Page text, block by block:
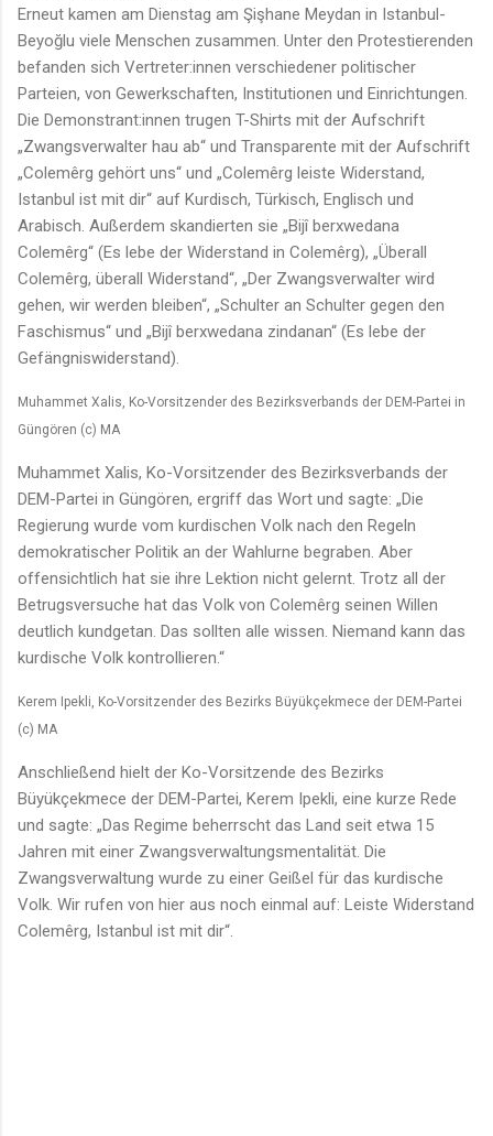
Erneut kamen am Dienstag am Şişhane Meydan in Istanbul-
Beyoğlu viele Menschen zusammen. Unter den Protestierenden
befanden sich Vertreter:innen verschiedener politischer
Parteien, von Gewerkschaften, Institutionen und Einrichtungen.
Die Demonstrant:innen trugen T-Shirts mit der Aufschrift
„Zwangsverwalter hau ab“ und Transparente mit der Aufschrift
„Colemêrg gehört uns“ und „Colemêrg leiste Widerstand,
Istanbul ist mit dir“ auf Kurdisch, Türkisch, Englisch und
Arabisch. Außerdem skandierten sie „Bijî berxwedana
Colemêrg“ (Es lebe der Widerstand in Colemêrg), „Überall
Colemêrg, überall Widerstand“, „Der Zwangsverwalter wird
gehen, wir werden bleiben“, „Schulter an Schulter gegen den
Faschismus“ und „Bijî berxwedana zindanan“ (Es lebe der
Gefängniswiderstand).
Muhammet Xalis, Ko-Vorsitzender des Bezirksverbands der DEM-Partei in
Güngören (c) MA
Muhammet Xalis, Ko-Vorsitzender des Bezirksverbands der
DEM-Partei in Güngören, ergriff das Wort und sagte: „Die
Regierung wurde vom kurdischen Volk nach den Regeln
demokratischer Politik an der Wahlurne begraben. Aber
offensichtlich hat sie ihre Lektion nicht gelernt. Trotz all der
Betrugsversuche hat das Volk von Colemêrg seinen Willen
deutlich kundgetan. Das sollten alle wissen. Niemand kann das
kurdische Volk kontrollieren.“
Kerem Ipekli, Ko-Vorsitzender des Bezirks Büyükçekmece der DEM-Partei
(c) MA
Anschließend hielt der Ko-Vorsitzende des Bezirks
Büyükçekmece der DEM-Partei, Kerem Ipekli, eine kurze Rede
und sagte: „Das Regime beherrscht das Land seit etwa 15
Jahren mit einer Zwangsverwaltungsmentalität. Die
Zwangsverwaltung wurde zu einer Geißel für das kurdische
Volk. Wir rufen von hier aus noch einmal auf: Leiste Widerstand
Colemêrg, Istanbul ist mit dir“.